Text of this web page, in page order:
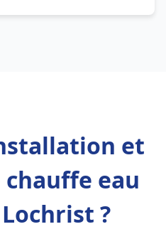
et
eau
?